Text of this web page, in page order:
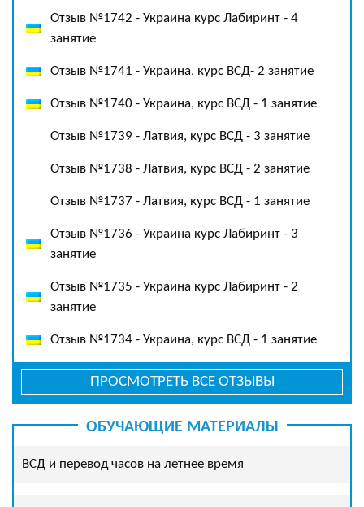
Отзыв №1742 - Украина курс Лабиринт - 4
занятие
Отзыв №1741 - Украина, курс ВСД- 2 занятие
Отзыв №1740 - Украина, курс ВСД - 1 занятие
Отзыв №1739 - Латвия, курс ВСД - 3 занятие
Отзыв №1738 - Латвия, курс ВСД - 2 занятие
Отзыв №1737 - Латвия, курс ВСД - 1 занятие
Отзыв №1736 - Украина курс Лабиринт - 3
занятие
Отзыв №1735 - Украина курс Лабиринт - 2
занятие
Отзыв №1734 - Украина, курс ВСД - 1 занятие
ПРОСМОТРЕТЬ ВСЕ ОТЗЫВЫ
ОБУЧАЮЩИЕ МАТЕРИАЛЫ
ВСД и перевод часов на летнее время